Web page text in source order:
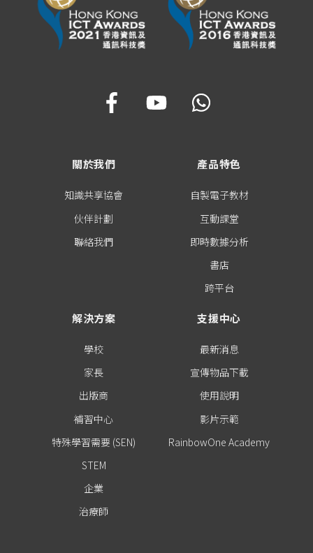
關於我們
知識共享協會
伙伴計劃
聯絡我們
產品特色
自製電子教材
互動課堂
即時數據分析
書店
跨平台
解決方案
學校
家長
出版商
補習中心
特殊學習需要 (SEN)
STEM
企業
治療師
支援中心
最新消息
宣傳物品下載
使用說明
影片示範
RainbowOne Academy